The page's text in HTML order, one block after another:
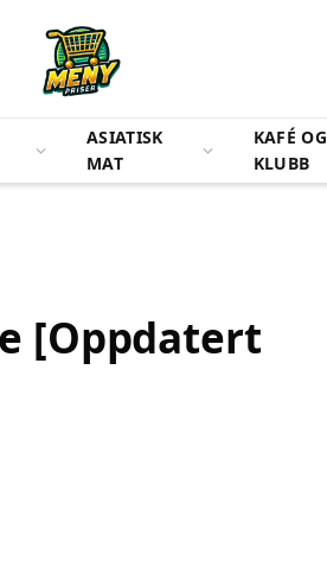
ASIATISK
MAT
KAFÉ OG
KLUBB
[Oppdatert